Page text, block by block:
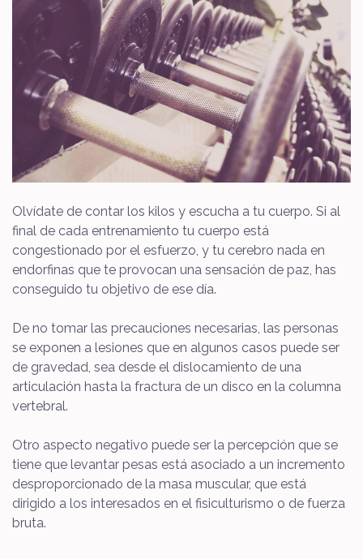
Olvídate de contar los kilos y escucha a tu cuerpo. Si al
final de cada entrenamiento tu cuerpo está
congestionado por el esfuerzo, y tu cerebro nada en
endorfinas que te provocan una sensación de paz, has
conseguido tu objetivo de ese día.
De no tomar las precauciones necesarias, las personas
se exponen a lesiones que en algunos casos puede ser
de gravedad, sea desde el dislocamiento de una
articulación hasta la fractura de un disco en la columna
vertebral.
Otro aspecto negativo puede ser la percepción que se
tiene que levantar pesas está asociado a un incremento
desproporcionado de la masa muscular, que está
dirigido a los interesados en el fisiculturismo o de fuerza
bruta.